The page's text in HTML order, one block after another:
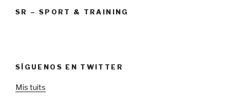
SR – SPORT & TRAINING
SÍGUENOS EN TWITTER
Mis tuits